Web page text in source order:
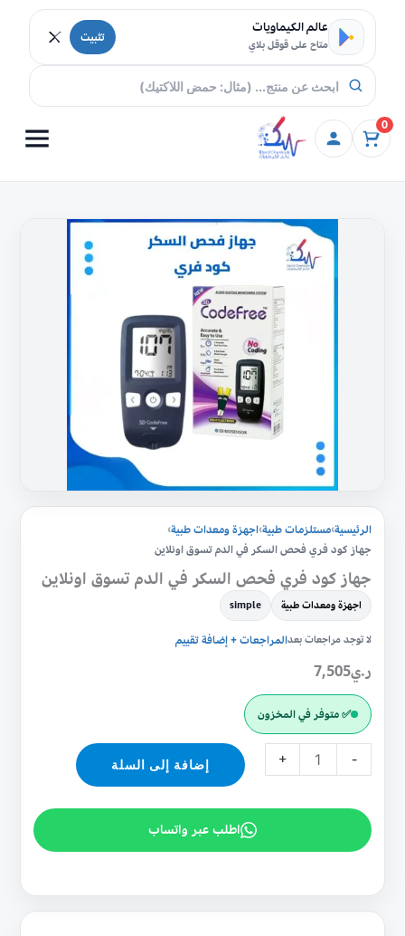
تخطي إلى المحتوى
عالم الكيماويات
متاح على قوقل بلاي تثبيت
0
الرئيسية›مستلزمات طبية›اجهزة ومعدات طبية›
جهاز كود فري فحص السكر في الدم تسوق اونلاين
جهاز كود فري فحص السكر في الدم تسوق اونلاين
اجهزة ومعدات طبية simple
لا توجد مراجعات بعدالمراجعات + إضافة تقييم
ر.ي7,505
✅ متوفر في المخزون
-
+ إضافة إلى السلة
اطلب عبر واتساب